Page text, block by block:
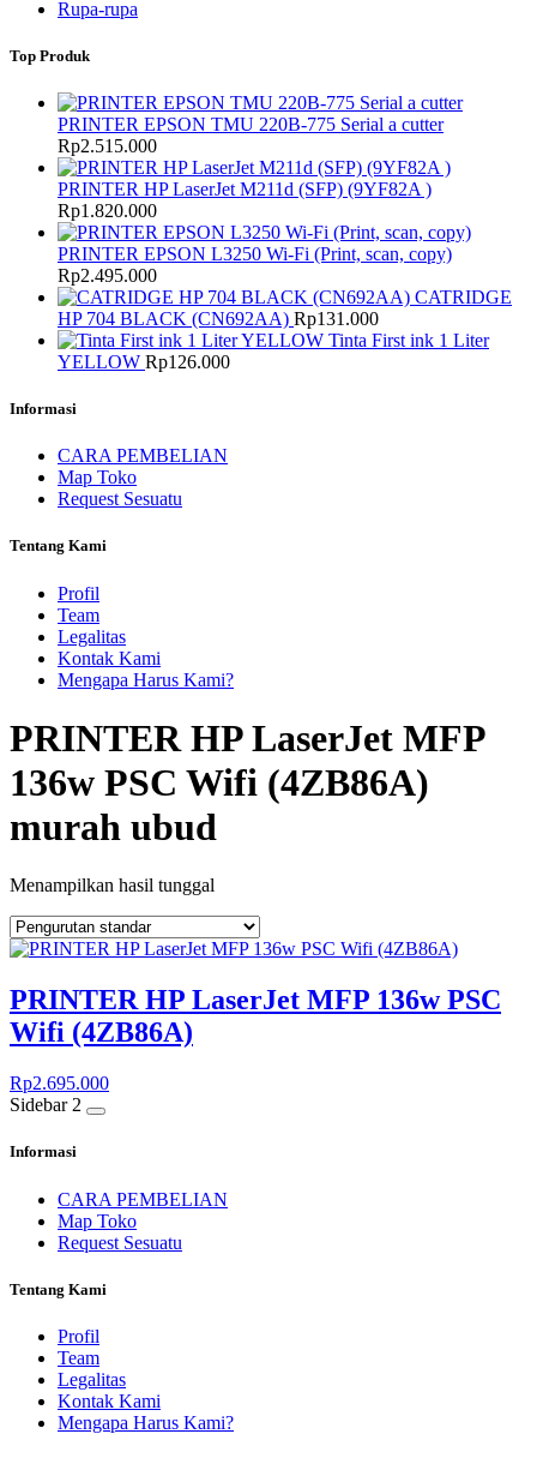
Rupa-rupa
Top Produk
PRINTER EPSON TMU 220B-775 Serial a cutter
Rp2.515.000
PRINTER HP LaserJet M211d (SFP) (9YF82A )
Rp1.820.000
PRINTER EPSON L3250 Wi-Fi (Print, scan, copy)
Rp2.495.000
CATRIDGE
HP 704 BLACK (CN692AA) Rp131.000
Tinta First ink 1 Liter
YELLOW Rp126.000
Informasi
CARA PEMBELIAN
Map Toko
Request Sesuatu
Tentang Kami
Profil
Team
Legalitas
Kontak Kami
Mengapa Harus Kami?
PRINTER HP LaserJet MFP
136w PSC Wifi (4ZB86A)
murah ubud
Menampilkan hasil tunggal
PRINTER HP LaserJet MFP 136w PSC
Wifi (4ZB86A)
Rp2.695.000
Sidebar 2
Informasi
CARA PEMBELIAN
Map Toko
Request Sesuatu
Tentang Kami
Profil
Team
Legalitas
Kontak Kami
Mengapa Harus Kami?